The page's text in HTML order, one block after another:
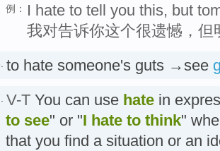
例：
I hate to tell you this, but
我对告诉你这个很遗憾，
to hate someone's guts →see
V-T You can use hate in
to see" or "I hate to think"
that you find a situation or an